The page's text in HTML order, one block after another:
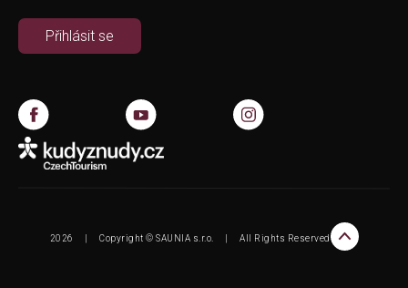
2026 Copyright © SAUNIA s.r.o. All Rights Reserved